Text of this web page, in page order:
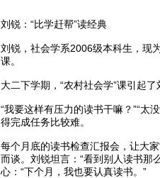
刘锐：“比学赶帮”读经典
刘锐，社会学系2006级本科生，现
课。
大二下学期，“农村社会学”课引起
“我要这样有压力的读书干嘛？”“太
得完成任务比较难。
每个月底的读书检查汇报会，让大
而谈。刘锐坦言：“看到别人读书那
心：“下个月，我也要认真读书。”